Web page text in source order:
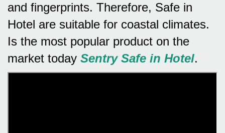
and fingerprints. Therefore, Safe in
Hotel are suitable for coastal climates.
Is the most popular product on the
market today Sentry Safe in Hotel.